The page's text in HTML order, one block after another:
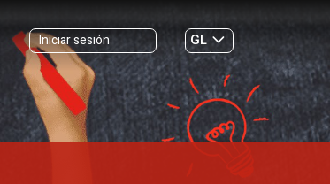
Iniciar sesión
GL
ES|